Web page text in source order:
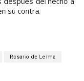
su contra.
Rosario de Lerma